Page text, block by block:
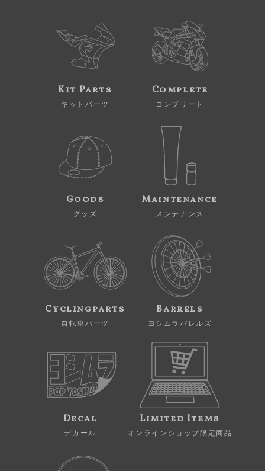
Kit Parts
キットパーツ
Complete
コンプリート
Goods
グッズ
Maintenance
メンテナンス
Cyclingparts
自転車パーツ
Barrels
ヨシムラバレルズ
Decal
デカール
Limited Items
オンラインショップ限定商品